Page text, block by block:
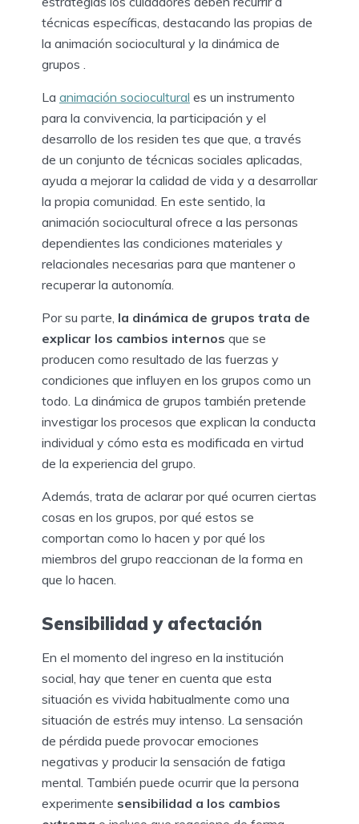
técnicas específicas, destacando las propias de
la animación sociocultural y la dinámica de
grupos .
La animación sociocultural es un instrumento
para la convivencia, la participación y el
desarrollo de los residen tes que que, a través
de un conjunto de técnicas sociales aplicadas,
ayuda a mejorar la calidad de vida y a desarrollar
la propia comunidad. En este sentido, la
animación sociocultural ofrece a las personas
dependientes las condiciones materiales y
relacionales necesarias para que mantener o
recuperar la autonomía.
Por su parte, la dinámica de grupos trata de
explicar los cambios internos que se
producen como resultado de las fuerzas y
condiciones que influyen en los grupos como un
todo. La dinámica de grupos también pretende
investigar los procesos que explican la conducta
individual y cómo esta es modificada en virtud
de la experiencia del grupo.
Además, trata de aclarar por qué ocurren ciertas
cosas en los grupos, por qué estos se
comportan como lo hacen y por qué los
miembros del grupo reaccionan de la forma en
que lo hacen.
Sensibilidad y afectación
En el momento del ingreso en la institución
social, hay que tener en cuenta que esta
situación es vivida habitualmente como una
situación de estrés muy intenso. La sensación
de pérdida puede provocar emociones
negativas y producir la sensación de fatiga
mental. También puede ocurrir que la persona
experimente sensibilidad a los cambios